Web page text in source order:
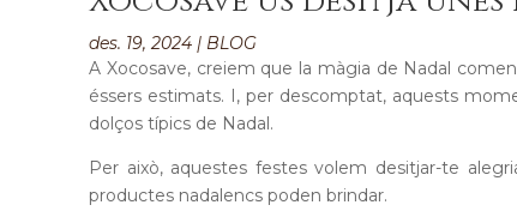
des. 19, 2024| BLOG
A Xocosave, creiem que la màgia de Nadal
éssers estimats. I, per descomptat, aquests
dolços típics de Nadal.
Per això, aquestes festes volem desitjar-te
productes nadalencs poden brindar.